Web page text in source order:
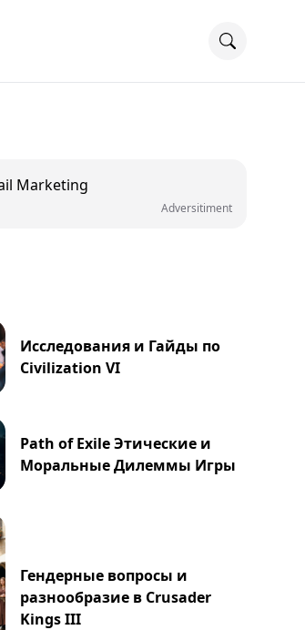
Adversitiment
Исследования и Гайды по
Civilization VI
Path of Exile Этические и
Моральные Дилеммы Игры
Гендерные вопросы и
разнообразие в Crusader
Kings III